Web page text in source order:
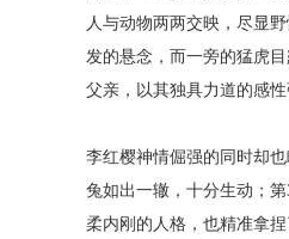
人与动物两两交映，尽显
发的悬念，而一旁的猛虎
父亲，以其独具力道的感
李红樱神情倔强的同时却
兔如出一辙，十分生动；第
柔内刚的人格，也精准拿